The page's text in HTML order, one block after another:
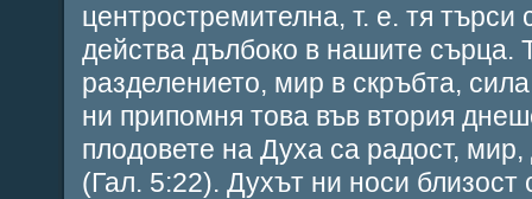
центростремителна, т. е. тя
действа дълбоко в нашите сърца.
разделението, мир в скръбта,
ни припомня това във втория
плодовете на Духа са радост,
(Гал. 5:22). Духът ни носи близост